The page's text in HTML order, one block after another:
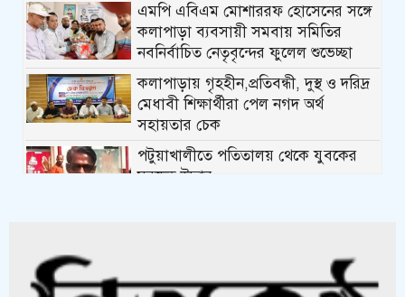
এমপি এবিএম মোশাররফ হোসেনের সঙ্গে
কলাপাড়া ব্যবসায়ী সমবায় সমিতির
নবনির্বাচিত নেতৃবৃন্দের ফুলেল শুভেচ্ছা
কলাপাড়ায় গৃহহীন,প্রতিবন্ধী, দুস্থ ও দরিদ্র
মেধাবী শিক্ষার্থীরা পেল নগদ অর্থ
সহায়তার চেক
পটুয়াখালীতে পতিতালয় থেকে যুবকের
মরদেহ উদ্ধার